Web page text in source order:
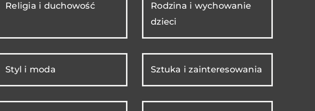
Religia i duchowość
Rodzina i wychowanie
dzieci
Styl i moda Sztuka i zainteresowania